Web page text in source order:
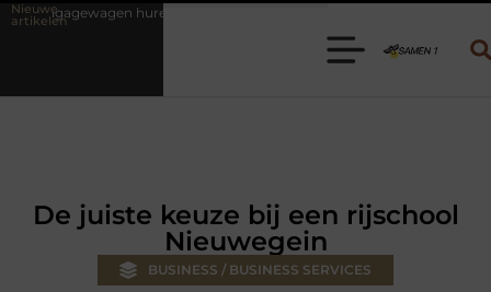
Nieuwe
artikelenKies de juiste aanhanger voor jouw klus
De juiste keuze bij een rijschool
Nieuwegein
BUSINESS / BUSINESS SERVICES